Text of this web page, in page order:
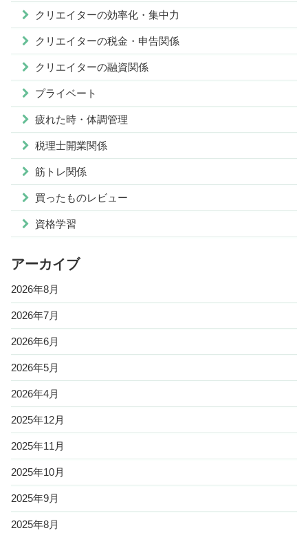
クリエイターの効率化・集中力
クリエイターの税金・申告関係
クリエイターの融資関係
プライベート
疲れた時・体調管理
税理士開業関係
筋トレ関係
買ったものレビュー
資格学習
アーカイブ
2026年8月
2026年7月
2026年6月
2026年5月
2026年4月
2025年12月
2025年11月
2025年10月
2025年9月
2025年8月